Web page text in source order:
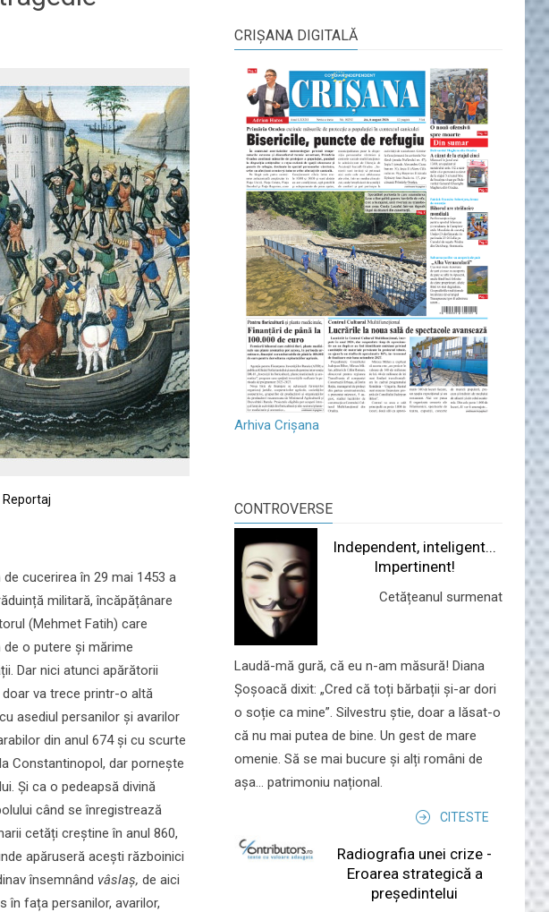
Reportaj
cucerirea în 29 mai 1453 a
militară, încăpățânare
(Mehmet Fatih) care
o putere și mărime
Dar nici atunci apărătorii
va trece printr-o altă
asediul persanilor și avarilor
din anul 674 și cu scurte
Constantinopol, dar pornește
Și ca o pedeapsă divină
când se înregistrează
cetăți creștine în anul 860,
apăruseră acești războinici
însemnând vâslaș, de aici
în fața persanilor, avarilor,
CRIŞANA DIGITALĂ
Arhiva Crișana
CONTROVERSE
Independent, inteligent...
Impertinent!
Cetățeanul surmenat
Laudă-mă gură, că eu n-am măsură! Diana
Șoșoacă dixit: „Cred că toți bărbații și-ar dori
o soție ca mine”. Silvestru știe, doar a lăsat-o
că nu mai putea de bine. Un gest de mare
omenie. Să se mai bucure și alți români de
așa... patrimoniu național.
CITESTE
Radiografia unei crize -
Eroarea strategică a
președintelui